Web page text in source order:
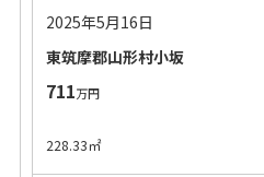
2025年5月16日
東筑摩郡山形村小坂
711万円
228.33㎡